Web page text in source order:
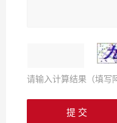
请输入计算结果（填写